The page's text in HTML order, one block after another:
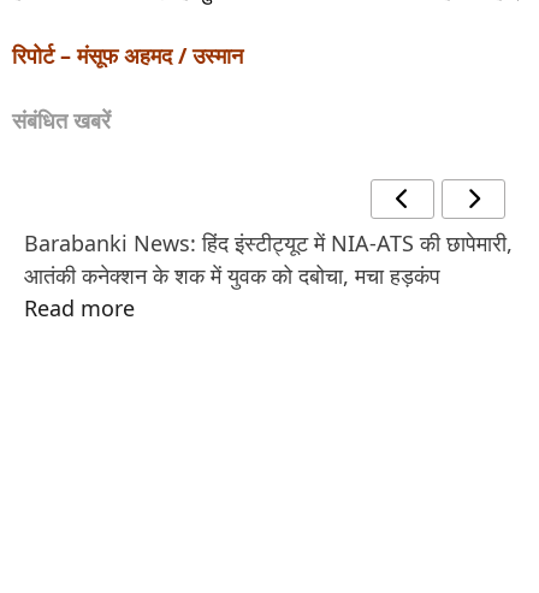
रिपोर्ट – मंसूफ अहमद / उस्मान
संबंधित खबरें
Barabanki News: हिंद इंस्टीट्यूट में NIA-ATS की छापेमारी,
आतंकी कनेक्शन के शक में युवक को दबोचा, मचा हड़कंप
Read more